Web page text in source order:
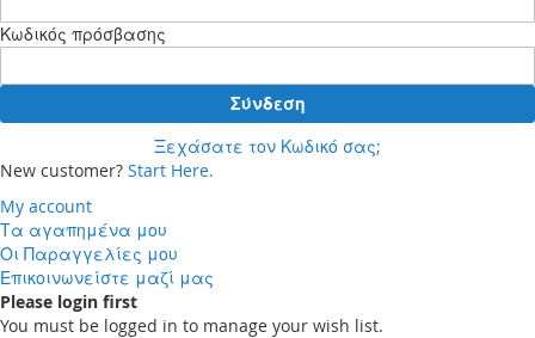
Κωδικός πρόσβασης
Σύνδεση
Ξεχάσατε τον Κωδικό σας;
New customer? Start Here.
My account
Τα αγαπημένα μου
Οι Παραγγελίες μου
Επικοινωνείστε μαζί μας
Please login first
You must be logged in to manage your wish list.